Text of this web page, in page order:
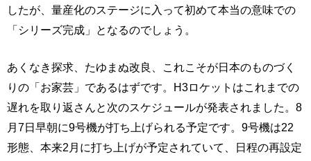
したが、量産化のステージに入って初めて本当の意味での
「シリーズ完成」となるのでしょう。
あくなき探求、たゆまぬ改良、これこそが日本のものづく
りの「お家芸」であるはずです。H3ロケットはこれまでの
遅れを取り返さんと次のスケジュールが発表されました。8
月7日早朝に9号機が打ち上げられる予定です。9号機は22
形態、本来2月に打ち上げが予定されていて、日程の再設定